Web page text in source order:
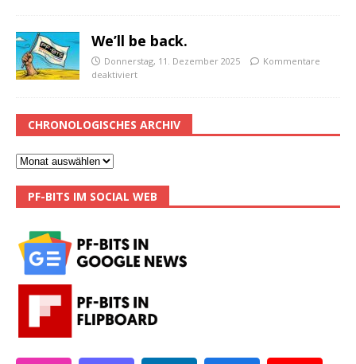
We’ll be back.
Donnerstag, 11. Dezember 2025
Kommentare
deaktiviert
CHRONOLOGISCHES ARCHIV
PF-BITS IM SOCIAL WEB